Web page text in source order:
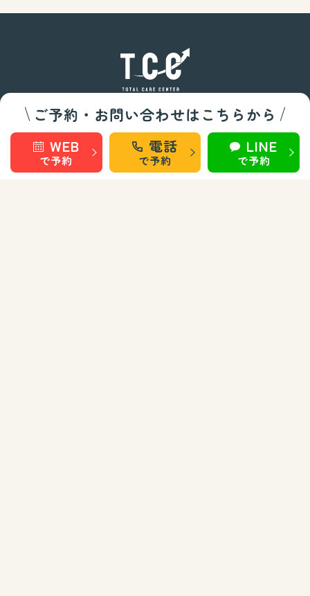
ご予約・お問い合わせはこちらから
WEB
で予約
電話
で予約
LINE
で予約
整骨/整体部門
秋田 旭南 秋田 桜